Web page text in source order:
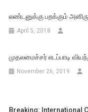
லண்டனுக்கு பறக்கும்
April 5, 2018
முதலமைச்சர் எடப்பாடி
November 26, 2019
Breaking: International